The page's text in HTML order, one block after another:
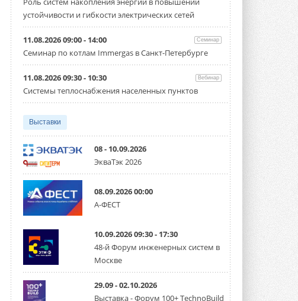
3 АВГУСТА 2026
«Русклимат» укрепляет
партнёрство за Уралом
Президент Омского землячества в
Москве Михаил Тимошенко посетил
Омск с трёхдневным рабочим визитом ...
Carrier модернизирует
флагманский чиллер AquaEdge
работающую на хладагенте R1234ze ...
Mitsubishi расширяет
направление систем
Mitsubishi Electric создаёт в США новую
компанию MEHITS US Inc. ...
США запретили использование
иностранных инверторов
28 июля 2026 года Федеральная
комиссия по связи США (FCC) обновила
свой специальный перечень Covered ...
31 ИЮЛЯ 2026
устойчивости и гибкости электрических сетей
11.08.2026 09:00 - 14:00 Семинар
Семинар по котлам Immergas в Санкт-Петербурге
11.08.2026 09:30 - 10:30 Вебинар
Системы теплоснабжения населенных пунктов
Выставки
08 - 10.09.2026
ЭкваТэк 2026
08.09.2026 00:00
А-ФЕСТ
10.09.2026 09:30 - 17:30
48-й Форум инженерных систем в
Москве
29.09 - 02.10.2026
Выставка - Форум 100+ TechnoBuild